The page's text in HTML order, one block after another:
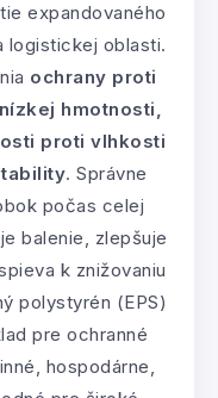
expandovaného
logistickej oblasti.
ochrany proti
hmotnosti,
proti vlhkosti
. Správne
počas celej
balenie, zlepšuje
k znižovaniu
polystyrén (EPS)
pre ochranné
hospodárne,